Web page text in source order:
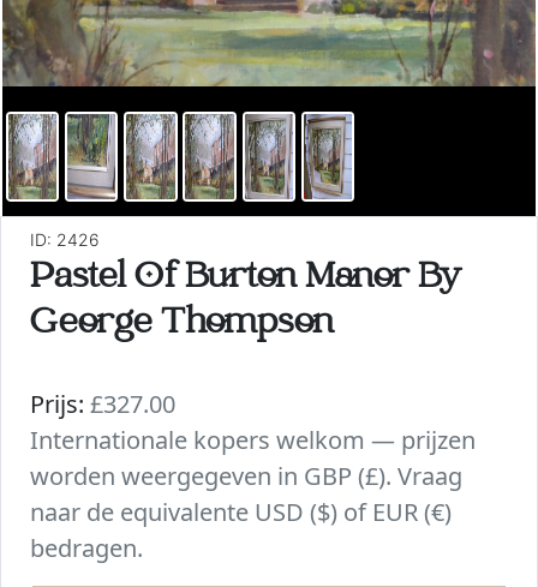
ID: 2426
Pastel Of Burton Manor By
George Thompson
Prijs: £327.00
Internationale kopers welkom — prijzen
worden weergegeven in GBP (£). Vraag
naar de equivalente USD ($) of EUR (€)
bedragen.